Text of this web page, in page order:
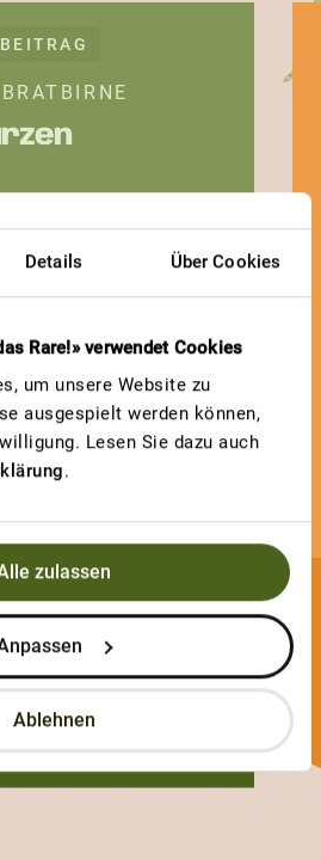
Details Über Cookies
Rare!» verwendet Cookies
um unsere Website zu
ausgespielt werden können,
Lesen Sie dazu auch
.
zulassen
Ablehnen
2 Votes